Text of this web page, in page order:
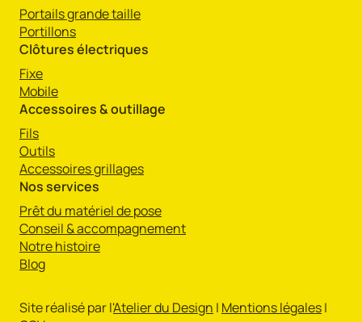
Portails grande taille
Portillons
Clôtures électriques
Fixe
Mobile
Accessoires & outillage
Fils
Outils
Accessoires grillages
Nos services
Prêt du matériel de pose
Conseil & accompagnement
Notre histoire
Blog
Site réalisé par l'Atelier du Design | Mentions légales|